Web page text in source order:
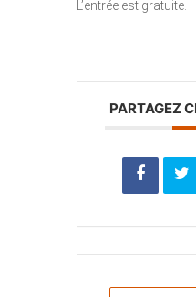
L’entrée est gratuite.
PARTAGEZ